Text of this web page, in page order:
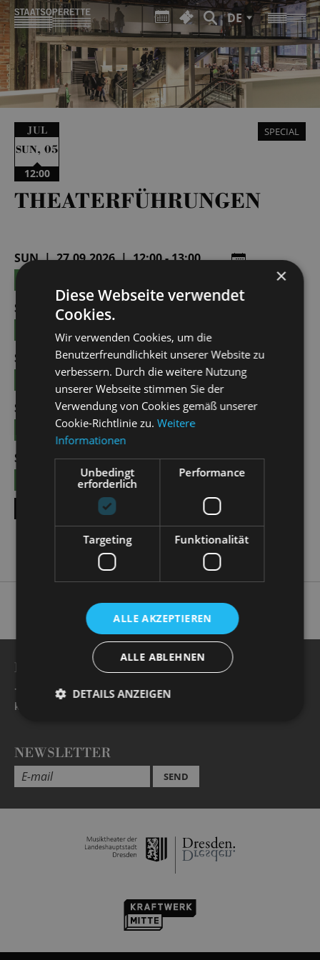
DE
JUL
SUN, 05
12:00
SPECIAL
THEATERFÜHRUNGEN
SUN | 27.09.2026 | 12:00 - 13:00
SUN | 04.10.2026 | 12:00 - 13:00
TICKETS
15 €
SUN | 25.10.2026 | 12:00 - 13:00
TICKETS
15 €
SUN | 08.11.2026 | 12:00 - 13:00
TICKETS
15 €
SUN | 22.11.2026 | 12:00 - 13:00
TICKETS
15 €
SHOW ALL DATES
BESUCHERSERVICE
+49 351 32042 222
karten@staatsoperette.de
NEWSLETTER
SEND
×
Diese Webseite verwendet
Cookies.
Wir verwenden Cookies, um die
Benutzerfreundlichkeit unserer Website zu
verbessern. Durch die weitere Nutzung
unserer Webseite stimmen Sie der
Verwendung von Cookies gemäß unserer
Cookie-Richtlinie zu.Weitere
Informationen
Unbedingt
erforderlich
Performance
Targeting Funktionalität
ALLE AKZEPTIEREN
ALLE ABLEHNEN
DETAILS ANZEIGEN